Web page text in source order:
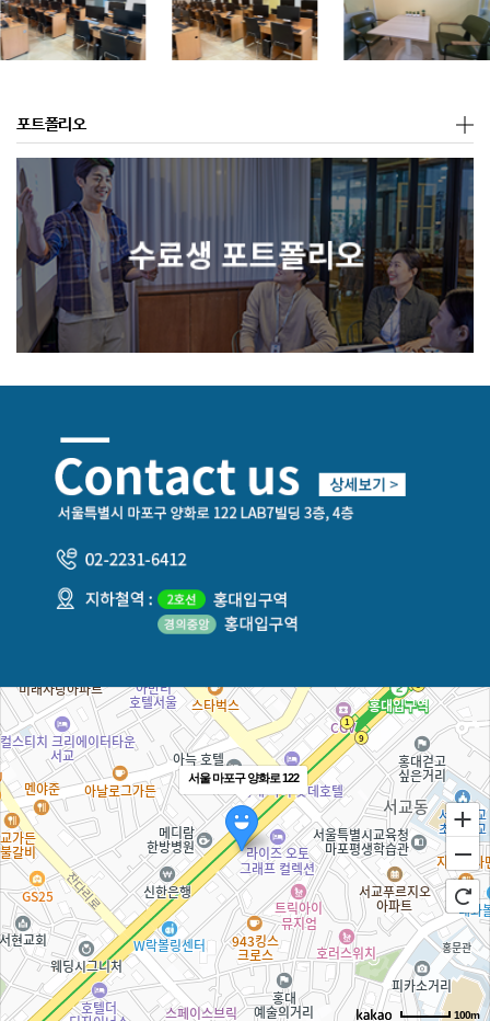
포트폴리오
서울 마포구 양화로 122
100m